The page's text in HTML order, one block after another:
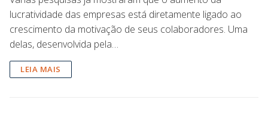
lucratividade das empresas está diretamente ligado ao
crescimento da motivação de seus colaboradores. Uma
delas, desenvolvida pela…
LEIA MAIS